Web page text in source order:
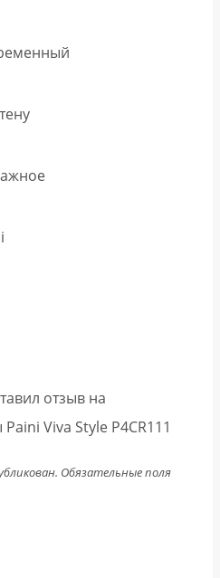
отзыв на
Viva Style P4CR111
Обязательные поля